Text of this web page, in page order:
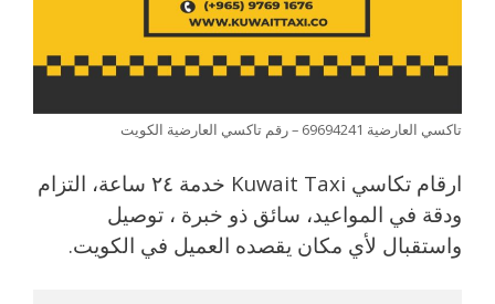
تاكسي العارضية 69694241 – رقم تاكسي العارضية الكويت
ارقام تكاسي Kuwait Taxi خدمة ٢٤ ساعة، التزام
ودقة في المواعيد، سائق ذو خبرة ، توصيل
واستقبال لأي مكان يقصده العميل في الكويت.